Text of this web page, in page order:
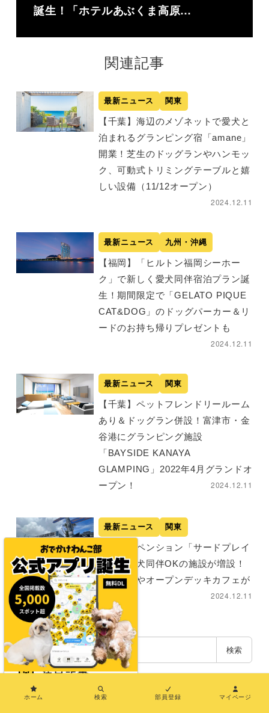
誕生！「ホテルあぶくま高原…
関連記事
最新ニュース 関東
【千葉】海辺のメゾネットで愛犬と
泊まれるグランピング宿「amane」
開業！芝生のドッグランやハンモッ
ク、可動式トリミングテーブルと嬉
しい設備（11/12オープン）
2024.12.11
最新ニュース 九州・沖縄
【福岡】「ヒルトン福岡シーホー
ク」で新しく愛犬同伴宿泊プラン誕
生！期間限定で「GELATO PIQUE
CAT&DOG」のドッグパーカー＆リ
ードのお持ち帰りプレゼントも
2024.12.11
最新ニュース 関東
【千葉】ペットフレンドリールーム
あり＆ドッグラン併設！富津市・金
谷港にグランピング施設
「BAYSIDE KANAYA
GLAMPING」2022年4月グランドオ
ープン！
2024.12.11
最新ニュース 関東
【千葉】ペンション「サードプレイ
ス」に愛犬同伴OKの施設が増設！
宿泊施設やオープンデッキカフェが
2024.12.11
検
索
検索
注目記事
ホーム 検索 部員登録 マイページ